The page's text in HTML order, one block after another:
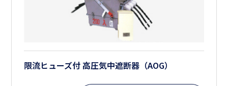
限流ヒューズ付 高圧気中遮断器（AOG）